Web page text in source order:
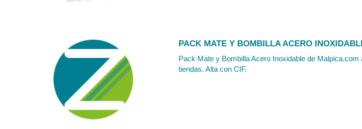
PACK MATE Y BOMBILLA ACERO
Pack Mate y Bombilla Acero Inoxidable de
tiendas. Alta con CIF.